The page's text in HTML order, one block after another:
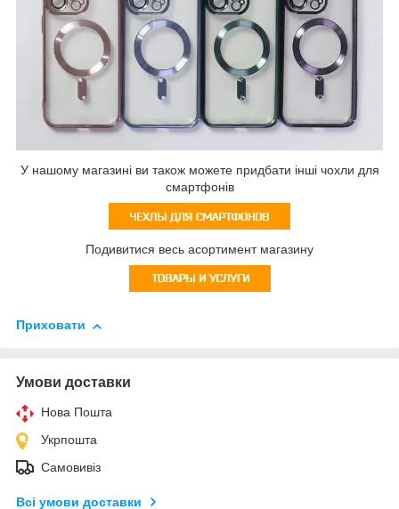
У нашому магазині ви також можете придбати інші чохли для
смартфонів
Подивитися весь асортимент магазину
Приховати
Умови доставки
Нова Пошта
Укрпошта
Самовивіз
Всі умови доставки